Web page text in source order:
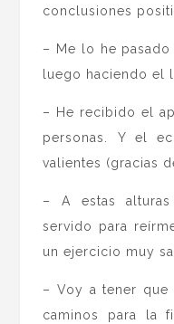
conclusiones
– Me lo he
luego haciendo el
– He recibido el
personas. Y el
valientes (gracias
– A estas
servido para
un ejercicio muy
– Voy a tener que
caminos para la